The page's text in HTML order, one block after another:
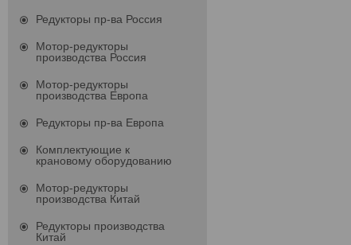
Редукторы пр-ва Россия
Мотор-редукторы
производства Россия
Мотор-редукторы
производства Европа
Редукторы пр-ва Европа
Комплектующие к
крановому оборудованию
Мотор-редукторы
производства Китай
Редукторы производства
Китай